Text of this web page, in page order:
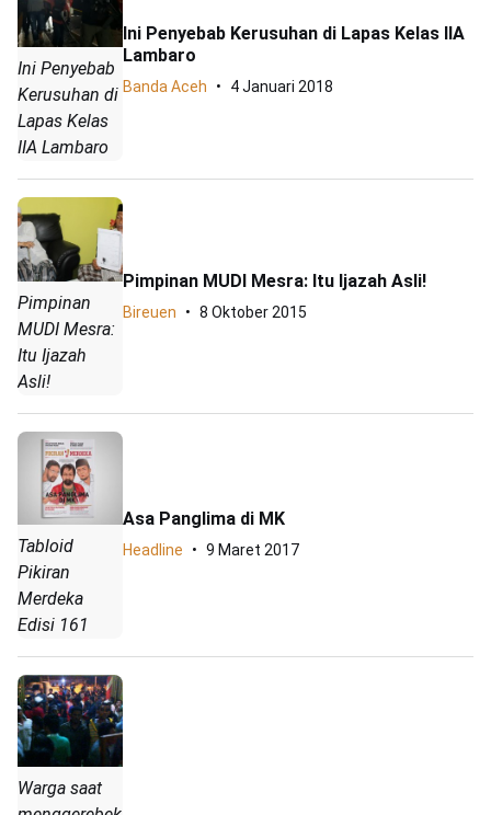
Ini Penyebab
Kerusuhan di
Lapas Kelas
IIA Lambaro
Ini Penyebab Kerusuhan di Lapas Kelas IIA
Lambaro
Banda Aceh 4 Januari 2018
Pimpinan
MUDI Mesra:
Itu Ijazah
Asli!
Pimpinan MUDI Mesra: Itu Ijazah Asli!
Bireuen 8 Oktober 2015
Tabloid
Pikiran
Merdeka
Edisi 161
Asa Panglima di MK
Headline 9 Maret 2017
Warga saat